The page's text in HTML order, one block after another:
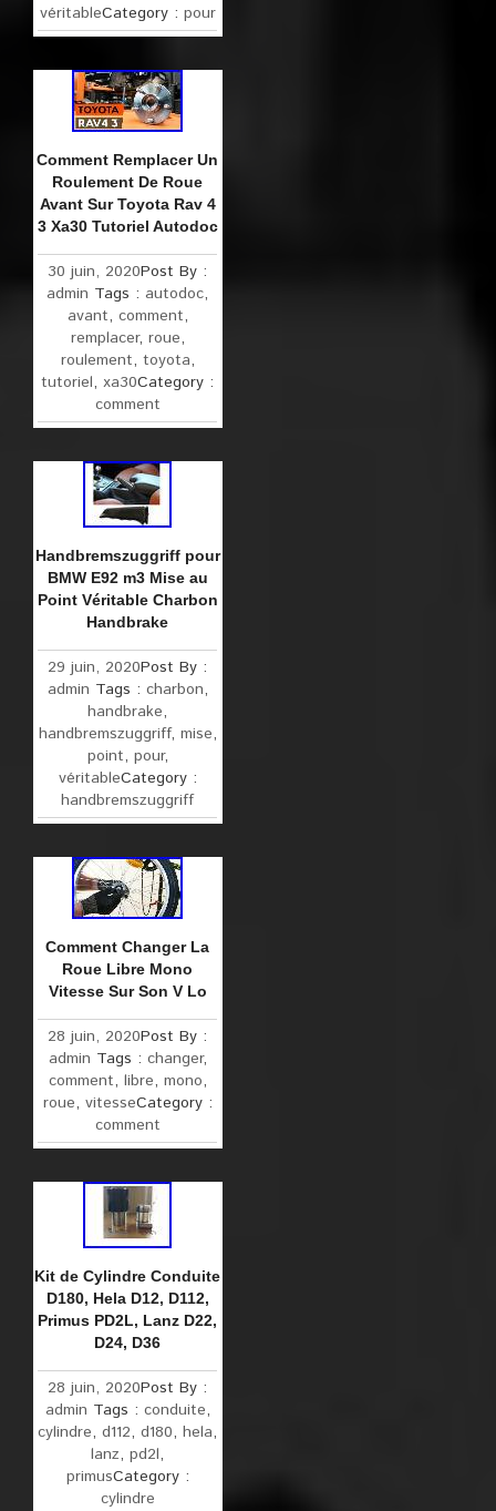
véritableCategory : pour
Comment Remplacer Un
Roulement De Roue
Avant Sur Toyota Rav 4
3 Xa30 Tutoriel Autodoc
30 juin, 2020Post By :
admin Tags : autodoc,
avant, comment,
remplacer, roue,
roulement, toyota,
tutoriel,xa30Category :
comment
Handbremszuggriff pour
BMW E92 m3 Mise au
Point Véritable Charbon
Handbrake
29 juin, 2020Post By :
admin Tags : charbon,
handbrake,
handbremszuggriff, mise,
point, pour,
véritableCategory :
handbremszuggriff
Comment Changer La
Roue Libre Mono
Vitesse Sur Son V Lo
28 juin, 2020Post By :
admin Tags : changer,
comment, libre, mono,
roue, vitesseCategory :
comment
Kit de Cylindre Conduite
D180, Hela D12, D112,
Primus PD2L, Lanz D22,
D24, D36
28 juin, 2020Post By :
admin Tags : conduite,
cylindre,d112,d180,hela,
lanz,pd2l,
primusCategory :
cylindre